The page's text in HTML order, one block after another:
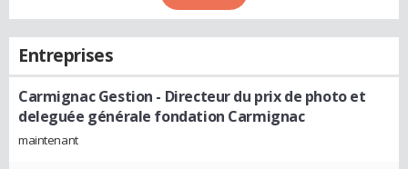
Entreprises
Carmignac Gestion - Directeur du prix de photo et
deleguée générale fondation Carmignac
maintenant